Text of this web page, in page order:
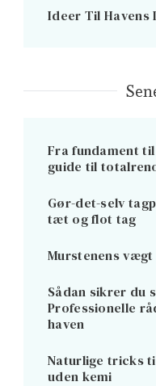
Ideer Til Havens
Fra fundament
guide til
Gør-det-selv
tæt og flot tag
Murstenens
Sådan sikrer du
Professionelle
haven
Naturlige tricks
uden kemi